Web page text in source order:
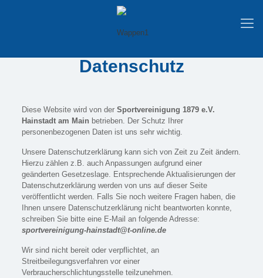
Datenschutz
Diese Website wird von der Sportvereinigung 1879 e.V.
Hainstadt am Main betrieben. Der Schutz Ihrer
personenbezogenen Daten ist uns sehr wichtig.
Unsere Datenschutzerklärung kann sich von Zeit zu Zeit ändern.
Hierzu zählen z.B. auch Anpassungen aufgrund einer
geänderten Gesetzeslage. Entsprechende Aktualisierungen der
Datenschutzerklärung werden von uns auf dieser Seite
veröffentlicht werden. Falls Sie noch weitere Fragen haben, die
Ihnen unsere Datenschutzerklärung nicht beantworten konnte,
schreiben Sie bitte eine E-Mail an folgende Adresse:
sportvereinigung-hainstadt@t-online.de
Wir sind nicht bereit oder verpflichtet, an
Streitbeilegungsverfahren vor einer
Verbraucherschlichtungsstelle teilzunehmen.